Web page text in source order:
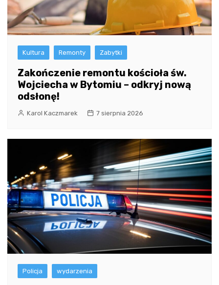
Kultura Remonty Zabytki
Zakończenie remontu kościoła św.
Wojciecha w Bytomiu – odkryj nową
odsłonę!
Karol Kaczmarek 7 sierpnia 2026
Policja wydarzenia